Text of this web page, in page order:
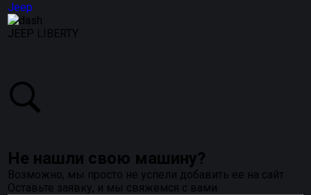
Jeep
JEEP LIBERTY
Не нашли свою машину?
Возможно, мы просто не успели добавить ее на сайт
Оставьте заявку, и мы свяжемся с вами